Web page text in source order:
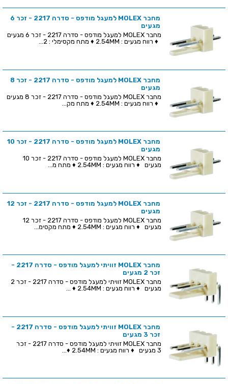
מחבר MOLEX למעגל מודפס - סדרה 2217 - זכר 6
מגעים
מחבר MOLEX למעגל מודפס - סדרה 2217 - זכר 6 מגעים
♦ רווח מגעים : 2.54MM ♦ מתח מקסימלי : 2...
מחבר MOLEX למעגל מודפס - סדרה 2217 - זכר 8
מגעים
מחבר MOLEX למעגל מודפס - סדרה 2217 - זכר 8 מגעים
♦ רווח מגעים : 2.54MM ♦ מתח מק...
מחבר MOLEX למעגל מודפס - סדרה 2217 - זכר 10
מגעים
מחבר MOLEX למעגל מודפס - סדרה 2217 - זכר 10
מגעים ♦ רווח מגעים : 2.54MM ♦ מתח מ...
מחבר MOLEX למעגל מודפס - סדרה 2217 - זכר 12
מגעים
מחבר MOLEX למעגל מודפס - סדרה 2217 - זכר 12
מגעים ♦ רווח מגעים : 2.54MM ♦ מתח מקסימ...
מחבר MOLEX זוויתי למעגל מודפס - סדרה 2217 -
זכר 2 מגעים
מחבר MOLEX זוויתי למעגל מודפס - סדרה 2217 - זכר 2
מגעים ♦ רווח מגעים : 2.54MM ♦ ...
מחבר MOLEX זוויתי למעגל מודפס - סדרה 2217 -
זכר 3 מגעים
מחבר MOLEX זוויתי למעגל מודפס - סדרה 2217 - זכר
3 מגעים ♦ רווח מגעים : 2.54MM ♦...